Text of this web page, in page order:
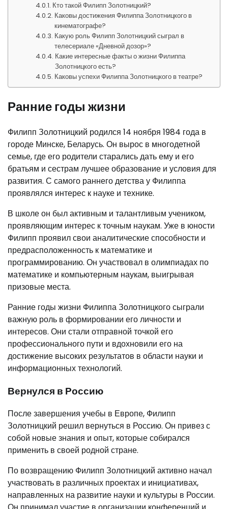
Кто такой Филипп Золотницкий?
Каковы достижения Филиппа Золотницкого в
кинематографе?
Какую роль Филипп Золотницкий сыграл в
телесериале «Дневной дозор»?
Какие интересные факты о жизни Филиппа
Золотницкого есть?
Каковы успехи Филиппа Золотницкого в театре?
Ранние годы жизни
Филипп Золотницкий родился 14 ноября 1984 года в
городе Минске, Беларусь. Он вырос в многодетной
семье, где его родители старались дать ему и его
братьям и сестрам лучшее образование и условия для
развития. С самого раннего детства у Филиппа
проявлялся интерес к науке и технике.
В школе он был активным и талантливым учеником,
проявляющим интерес к точным наукам. Уже в юности
Филипп проявил свои аналитические способности и
предрасположенность к математике и
программированию. Он участвовал в олимпиадах по
математике и компьютерным наукам, выигрывая
призовые места.
Ранние годы жизни Филиппа Золотницкого сыграли
важную роль в формировании его личности и
интересов. Они стали отправной точкой его
профессионального пути и вдохновили его на
достижение высоких результатов в области науки и
информационных технологий.
Вернулся в Россию
После завершения учебы в Европе, Филипп
Золотницкий решил вернуться в Россию. Он привез с
собой новые знания и опыт, которые собирался
применить в своей родной стране.
По возвращению Филипп Золотницкий активно начал
участвовать в различных проектах и инициативах,
направленных на развитие науки и культуры в России.